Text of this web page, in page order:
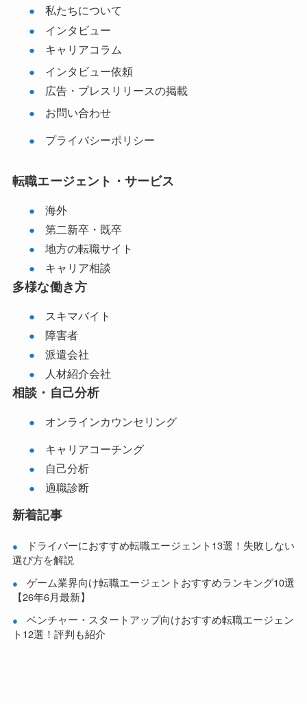
私たちについて
インタビュー
キャリアコラム
インタビュー依頼
広告・プレスリリースの掲載
お問い合わせ
プライバシーポリシー
転職エージェント・サービス
海外
第二新卒・既卒
地方の転職サイト
キャリア相談
多様な働き方
スキマバイト
障害者
派遣会社
人材紹介会社
相談・自己分析
オンラインカウンセリング
キャリアコーチング
自己分析
適職診断
新着記事
ドライバーにおすすめ転職エージェント13選！失敗しない
選び方を解説
ゲーム業界向け転職エージェントおすすめランキング10選
【26年6月最新】
ベンチャー・スタートアップ向けおすすめ転職エージェン
ト12選！評判も紹介